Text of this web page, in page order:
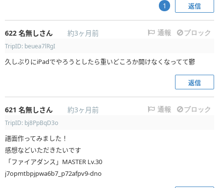
返信
1
622 名無しさん 約3ヶ月前 通報 ブロック
TripID: beuea7lRgI
久しぶりにiPadでやろうとしたら重いどころか開けなくなってて鬱
返信
621 名無しさん 約3ヶ月前 通報 ブロック
TripID: bj8PpBqD3o
譜面作ってみました！
感想などいただきたいです
「ファイアダンス」MASTER Lv.30
j7opmtbpjpwa6b7_p72afpv9-dno